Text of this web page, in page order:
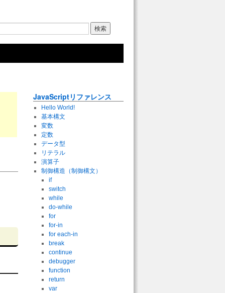
JavaScriptリファレンス
Hello World!
基本構文
変数
定数
データ型
リテラル
演算子
制御構造（制御構文）
if
switch
while
do-while
for
for-in
for each-in
break
continue
debugger
function
return
var